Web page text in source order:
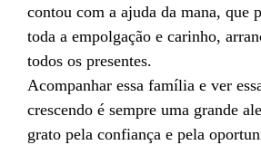
contou com a ajuda da mana, que
toda a empolgação e carinho,
todos os presentes.
Acompanhar essa família e ver
crescendo é sempre uma grande
grato pela confiança e pela